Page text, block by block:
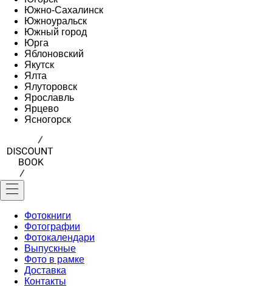
Южно-Сахалинск
Южноуральск
Южный город
Юрга
Яблоновский
Якутск
Ялта
Ялуторовск
Ярославль
Ярцево
Ясногорск
Фотокниги
Фотографии
Фотокалендари
Выпускные
Фото в рамке
Доставка
Контакты